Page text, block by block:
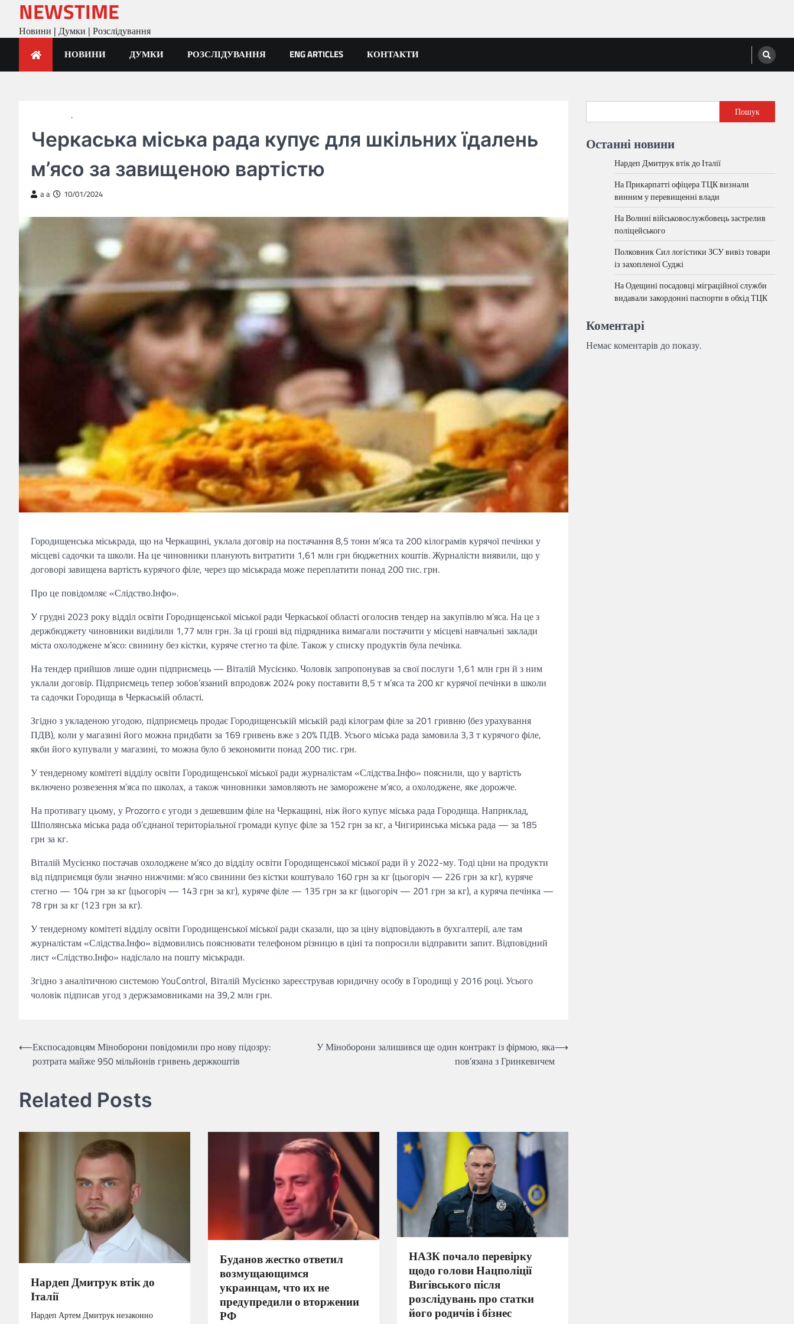
content
NEWSTIME
Новини | Думки | Розслідування
НОВИНИ ДУМКИ РОЗСЛІДУВАННЯ ENG ARTICLES КОНТАКТИ
Черкаська міська рада купує для шкільних їдалень
м’ясо за завищеною вартістю
a a 10/01/2024
Городищенська міськрада, що на Черкащині, уклала договір на постачання 8,5 тонн м’яса та 200 кілограмів курячої печінки у
місцеві садочки та школи. На це чиновники планують витратити 1,61 млн грн бюджетних коштів. Журналісти виявили, що у
договорі завищена вартість курячого філе, через що міськрада може переплатити понад 200 тис. грн.
Про це повідомляє «Слідство.Інфо».
У грудні 2023 року відділ освіти Городищенської міської ради Черкаської області оголосив тендер на закупівлю м’яса. На це з
держбюджету чиновники виділили 1,77 млн грн. За ці гроші від підрядника вимагали постачити у місцеві навчальні заклади
міста охолоджене м’ясо: свинину без кістки, куряче стегно та філе. Також у списку продуктів була печінка.
На тендер прийшов лише один підприємець — Віталій Мусієнко. Чоловік запропонував за свої послуги 1,61 млн грн й з ним
уклали договір. Підприємець тепер зобов’язаний впродовж 2024 року поставити 8,5 т м’яса та 200 кг курячої печінки в школи
та садочки Городища в Черкаській області.
Згідно з укладеною угодою, підприємець продає Городищенській міській раді кілограм філе за 201 гривню (без урахування
ПДВ), коли у магазині його можна придбати за 169 гривень вже з 20% ПДВ. Усього міська рада замовила 3,3 т курячого філе,
якби його купували у магазині, то можна було б зекономити понад 200 тис. грн.
У тендерному комітеті відділу освіти Городищенської міської ради журналістам «Слідства.Інфо» пояснили, що у вартість
включено розвезення м’яса по школах, а також чиновники замовляють не заморожене м’ясо, а охолоджене, яке дорожче.
На противагу цьому, у Prozorro є угоди з дешевшим філе на Черкащині, ніж його купує міська рада Городища. Наприклад,
Шполянська міська рада об’єднаної територіальної громади купує філе за 152 грн за кг, а Чигиринська міська рада — за 185
грн за кг.
Віталій Мусієнко постачав охолоджене м’ясо до відділу освіти Городищенської міської ради й у 2022-му. Тоді ціни на продукти
від підприємця були значно нижчими: м’ясо свинини без кістки коштувало 160 грн за кг (цьогоріч — 226 грн за кг), куряче
стегно — 104 грн за кг (цьогоріч — 143 грн за кг), куряче філе — 135 грн за кг (цьогоріч — 201 грн за кг), а куряча печінка —
78 грн за кг (123 грн за кг).
У тендерному комітеті відділу освіти Городищенської міської ради сказали, що за ціну відповідають в бухгалтерії, але там
журналістам «Слідства.Інфо» відмовились пояснювати телефоном різницю в ціні та попросили відправити запит. Відповідний
лист «Слідство.Інфо» надіслало на пошту міськради.
Згідно з аналітичною системою YouControl, Віталій Мусієнко зареєстрував юридичну особу в Городищі у 2016 році. Усього
чоловік підписав угод з держзамовниками на 39,2 млн грн.
Навігація
записів
⟵Експосадовцям Міноборони повідомили про нову підозру:
розтрата майже 950 мільйонів гривень держкоштів
У Міноборони залишився ще один контракт із фірмою, яка
пов’язана з Гринкевичем
⟶
Related Posts
Нардеп Дмитрук втік до
Італії
Нардеп Артем Дмитрук незаконно
Буданов жестко ответил
возмущающимся
украинцам, что их не
предупредили о вторжении
РФ
НАЗК почало перевірку
щодо голови Нацполіції
Вигівського після
розслідувань про статки
його родичів і бізнес
Пошук
Останні новини
Нардеп Дмитрук втік до Італії
На Прикарпатті офіцера ТЦК визнали
винним у перевищенні влади
На Волині військовослужбовець застрелив
поліцейського
Полковник Сил логістики ЗСУ вивіз товари
із захопленої Суджі
На Одещині посадовці міграційної служби
видавали закордонні паспорти в обхід ТЦК
Коментарі
Немає коментарів до показу.